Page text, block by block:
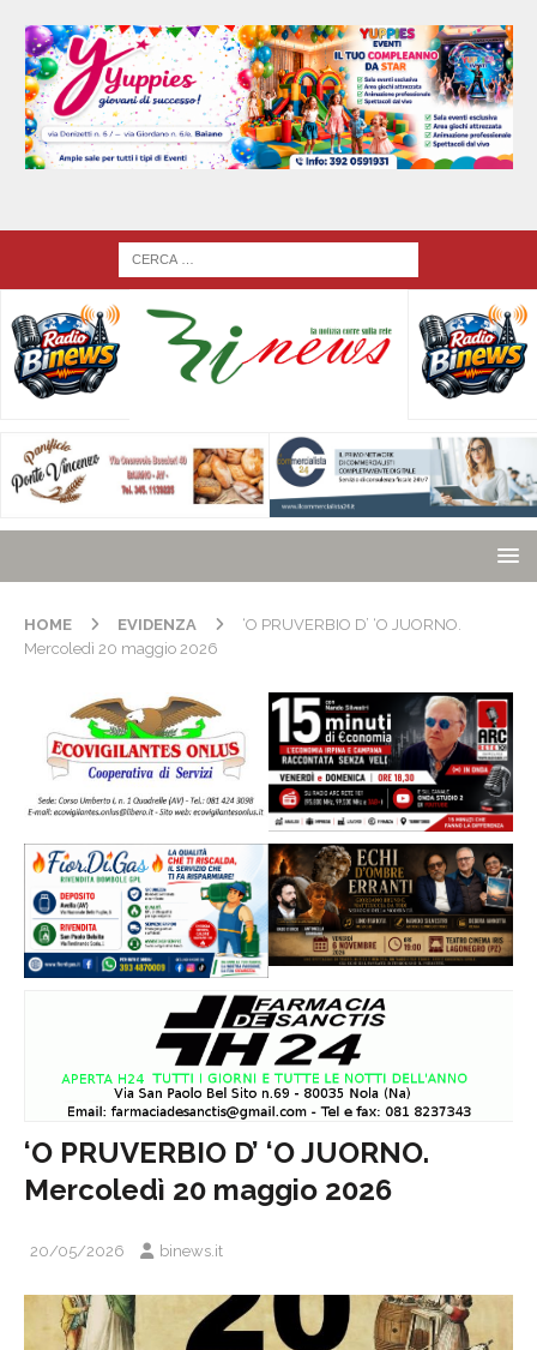
HOME EVIDENZA
‘O PRUVERBIO D’ ‘O JUORNO.
Mercoledì 20 maggio 2026
‘O PRUVERBIO D’ ‘O JUORNO.
Mercoledì 20 maggio 2026
20/05/2026 binews.it